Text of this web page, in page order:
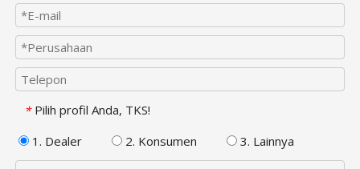
* Pilih profil Anda, TKS!
1. Dealer
2. Konsumen 3. Lainnya